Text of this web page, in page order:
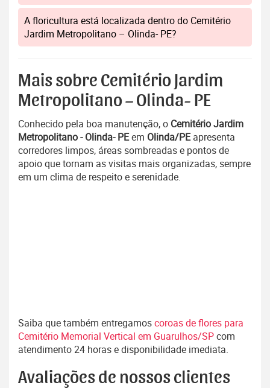
A floricultura está localizada dentro do Cemitério
Jardim Metropolitano – Olinda- PE?
Mais sobre Cemitério Jardim
Metropolitano – Olinda- PE
Conhecido pela boa manutenção, o Cemitério Jardim
Metropolitano - Olinda- PEem Olinda/PEapresenta
corredores limpos, áreas sombreadas e pontos de
apoio que tornam as visitas mais organizadas, sempre
em um clima de respeito e serenidade.
Saiba que também entregamoscoroas de flores para
Cemitério Memorial Vertical em Guarulhos/SPcom
atendimento 24 horas e disponibilidade imediata.
Avaliações de nossos clientes